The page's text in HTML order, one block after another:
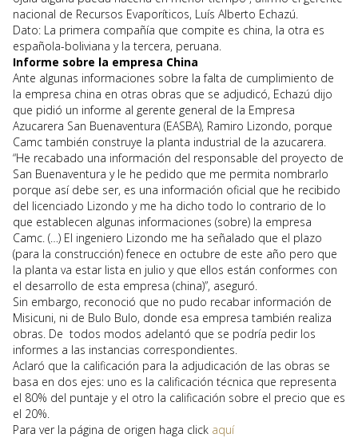
nacional de Recursos Evaporíticos, Luís Alberto Echazú.
Dato: La primera compañía que compite es china, la otra es
española-boliviana y la tercera, peruana.
Informe sobre la empresa China
Ante algunas informaciones sobre la falta de cumplimiento de
la empresa china en otras obras que se adjudicó, Echazú dijo
que pidió un informe al gerente general de la Empresa
Azucarera San Buenaventura (EASBA), Ramiro Lizondo, porque
Camc también construye la planta industrial de la azucarera.
“He recabado una información del responsable del proyecto de
San Buenaventura y le he pedido que me permita nombrarlo
porque así debe ser, es una información oficial que he recibido
del licenciado Lizondo y me ha dicho todo lo contrario de lo
que establecen algunas informaciones (sobre) la empresa
Camc. (…) El ingeniero Lizondo me ha señalado que el plazo
(para la construcción) fenece en octubre de este año pero que
la planta va estar lista en julio y que ellos están conformes con
el desarrollo de esta empresa (china)”, aseguró.
Sin embargo, reconoció que no pudo recabar información de
Misicuni, ni de Bulo Bulo, donde esa empresa también realiza
obras. De todos modos adelantó que se podría pedir los
informes a las instancias correspondientes.
Aclaró que la calificación para la adjudicación de las obras se
basa en dos ejes: uno es la calificación técnica que representa
el 80% del puntaje y el otro la calificación sobre el precio que es
el 20%.
Para ver la página de origen haga click aquí